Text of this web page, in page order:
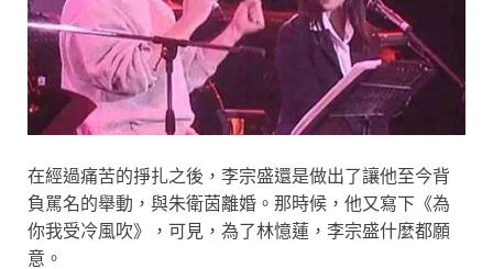
在經過痛苦的掙扎之後，李宗盛還是做出了讓他至今背
負駡名的舉動，與朱衛茵離婚。那時候，他又寫下《為
你我受冷風吹》，可見，為了林憶蓮，李宗盛什麼都願
意。